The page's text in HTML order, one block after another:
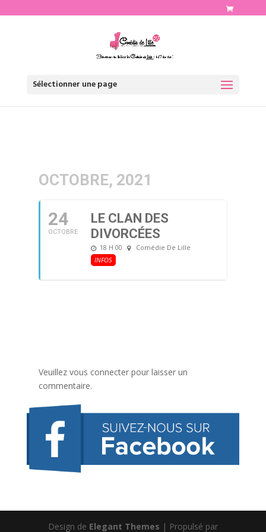
Sélectionner une page
OCTOBRE, 2021
24
OCTOBRE
LE CLAN DES
DIVORCÉES
18 H 00
Comédie De Lille
INFOS
Veuillez vous connecter pour laisser un
commentaire.
Design de Elegant Themes | Propulsé par